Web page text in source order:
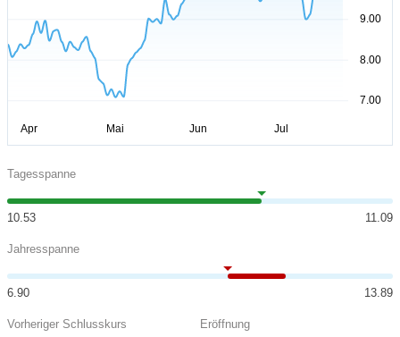
Tagesspanne
10.53 11.09
Jahresspanne
6.90 13.89
Vorheriger Schlusskurs Eröffnung